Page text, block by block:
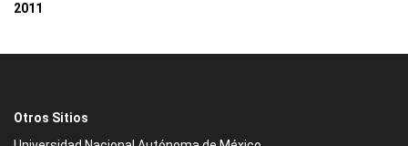
2011
Otros Sitios